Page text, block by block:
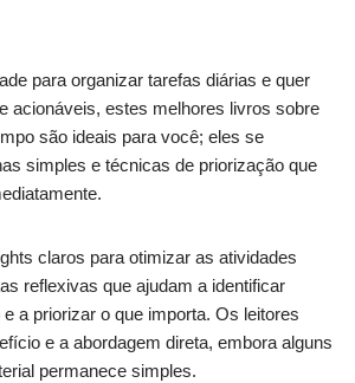
para organizar tarefas diárias e quer
acionáveis, estes melhores livros sobre
são ideais para você; eles se
simples e técnicas de priorização que
claros para otimizar as atividades
reflexivas que ajudam a identificar
a priorizar o que importa. Os leitores
e a abordagem direta, embora alguns
permanece simples.